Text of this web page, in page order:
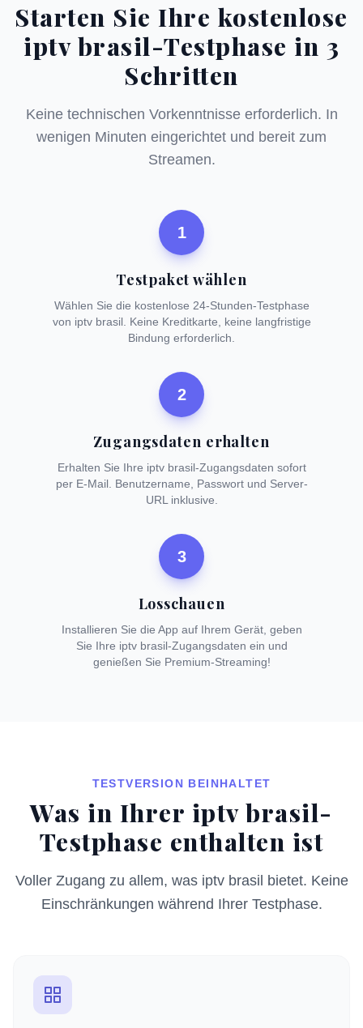
Starten Sie Ihre kostenlose
iptv brasil-Testphase in 3
Schritten
Keine technischen Vorkenntnisse erforderlich. In
wenigen Minuten eingerichtet und bereit zum
Streamen.
1
Testpaket wählen
Wählen Sie die kostenlose 24-Stunden-Testphase
von iptv brasil. Keine Kreditkarte, keine langfristige
Bindung erforderlich.
2
Zugangsdaten erhalten
Erhalten Sie Ihre iptv brasil-Zugangsdaten sofort
per E-Mail. Benutzername, Passwort und Server-
URL inklusive.
3
Losschauen
Installieren Sie die App auf Ihrem Gerät, geben
Sie Ihre iptv brasil-Zugangsdaten ein und
genießen Sie Premium-Streaming!
TESTVERSION BEINHALTET
Was in Ihrer iptv brasil-
Testphase enthalten ist
Voller Zugang zu allem, was iptv brasil bietet. Keine
Einschränkungen während Ihrer Testphase.